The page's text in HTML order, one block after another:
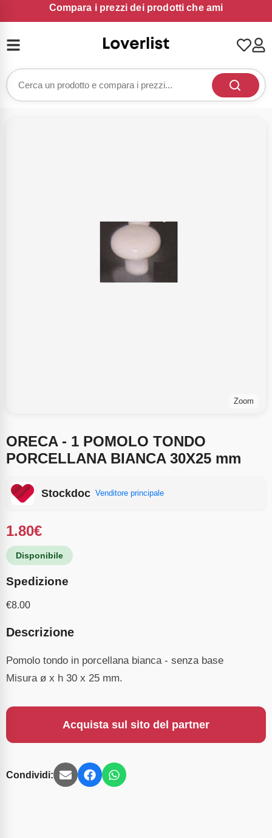
Compara i prezzi dei prodotti che ami
Zoom
ORECA - 1 POMOLO TONDO
PORCELLANA BIANCA 30X25 mm
Stockdoc Venditore principale
1.80€
Disponibile
Spedizione
€8.00
Descrizione
Pomolo tondo in porcellana bianca - senza base
Misura ø x h 30 x 25 mm.
Acquista sul sito del partner
Condividi: